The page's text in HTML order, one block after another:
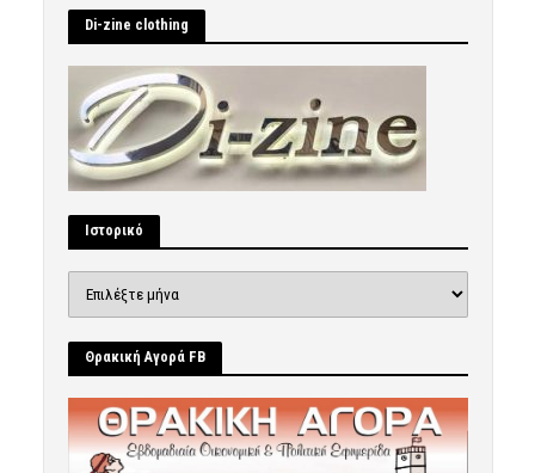
Di-zine clothing
Ιστορικό
Θρακική Αγορά FB